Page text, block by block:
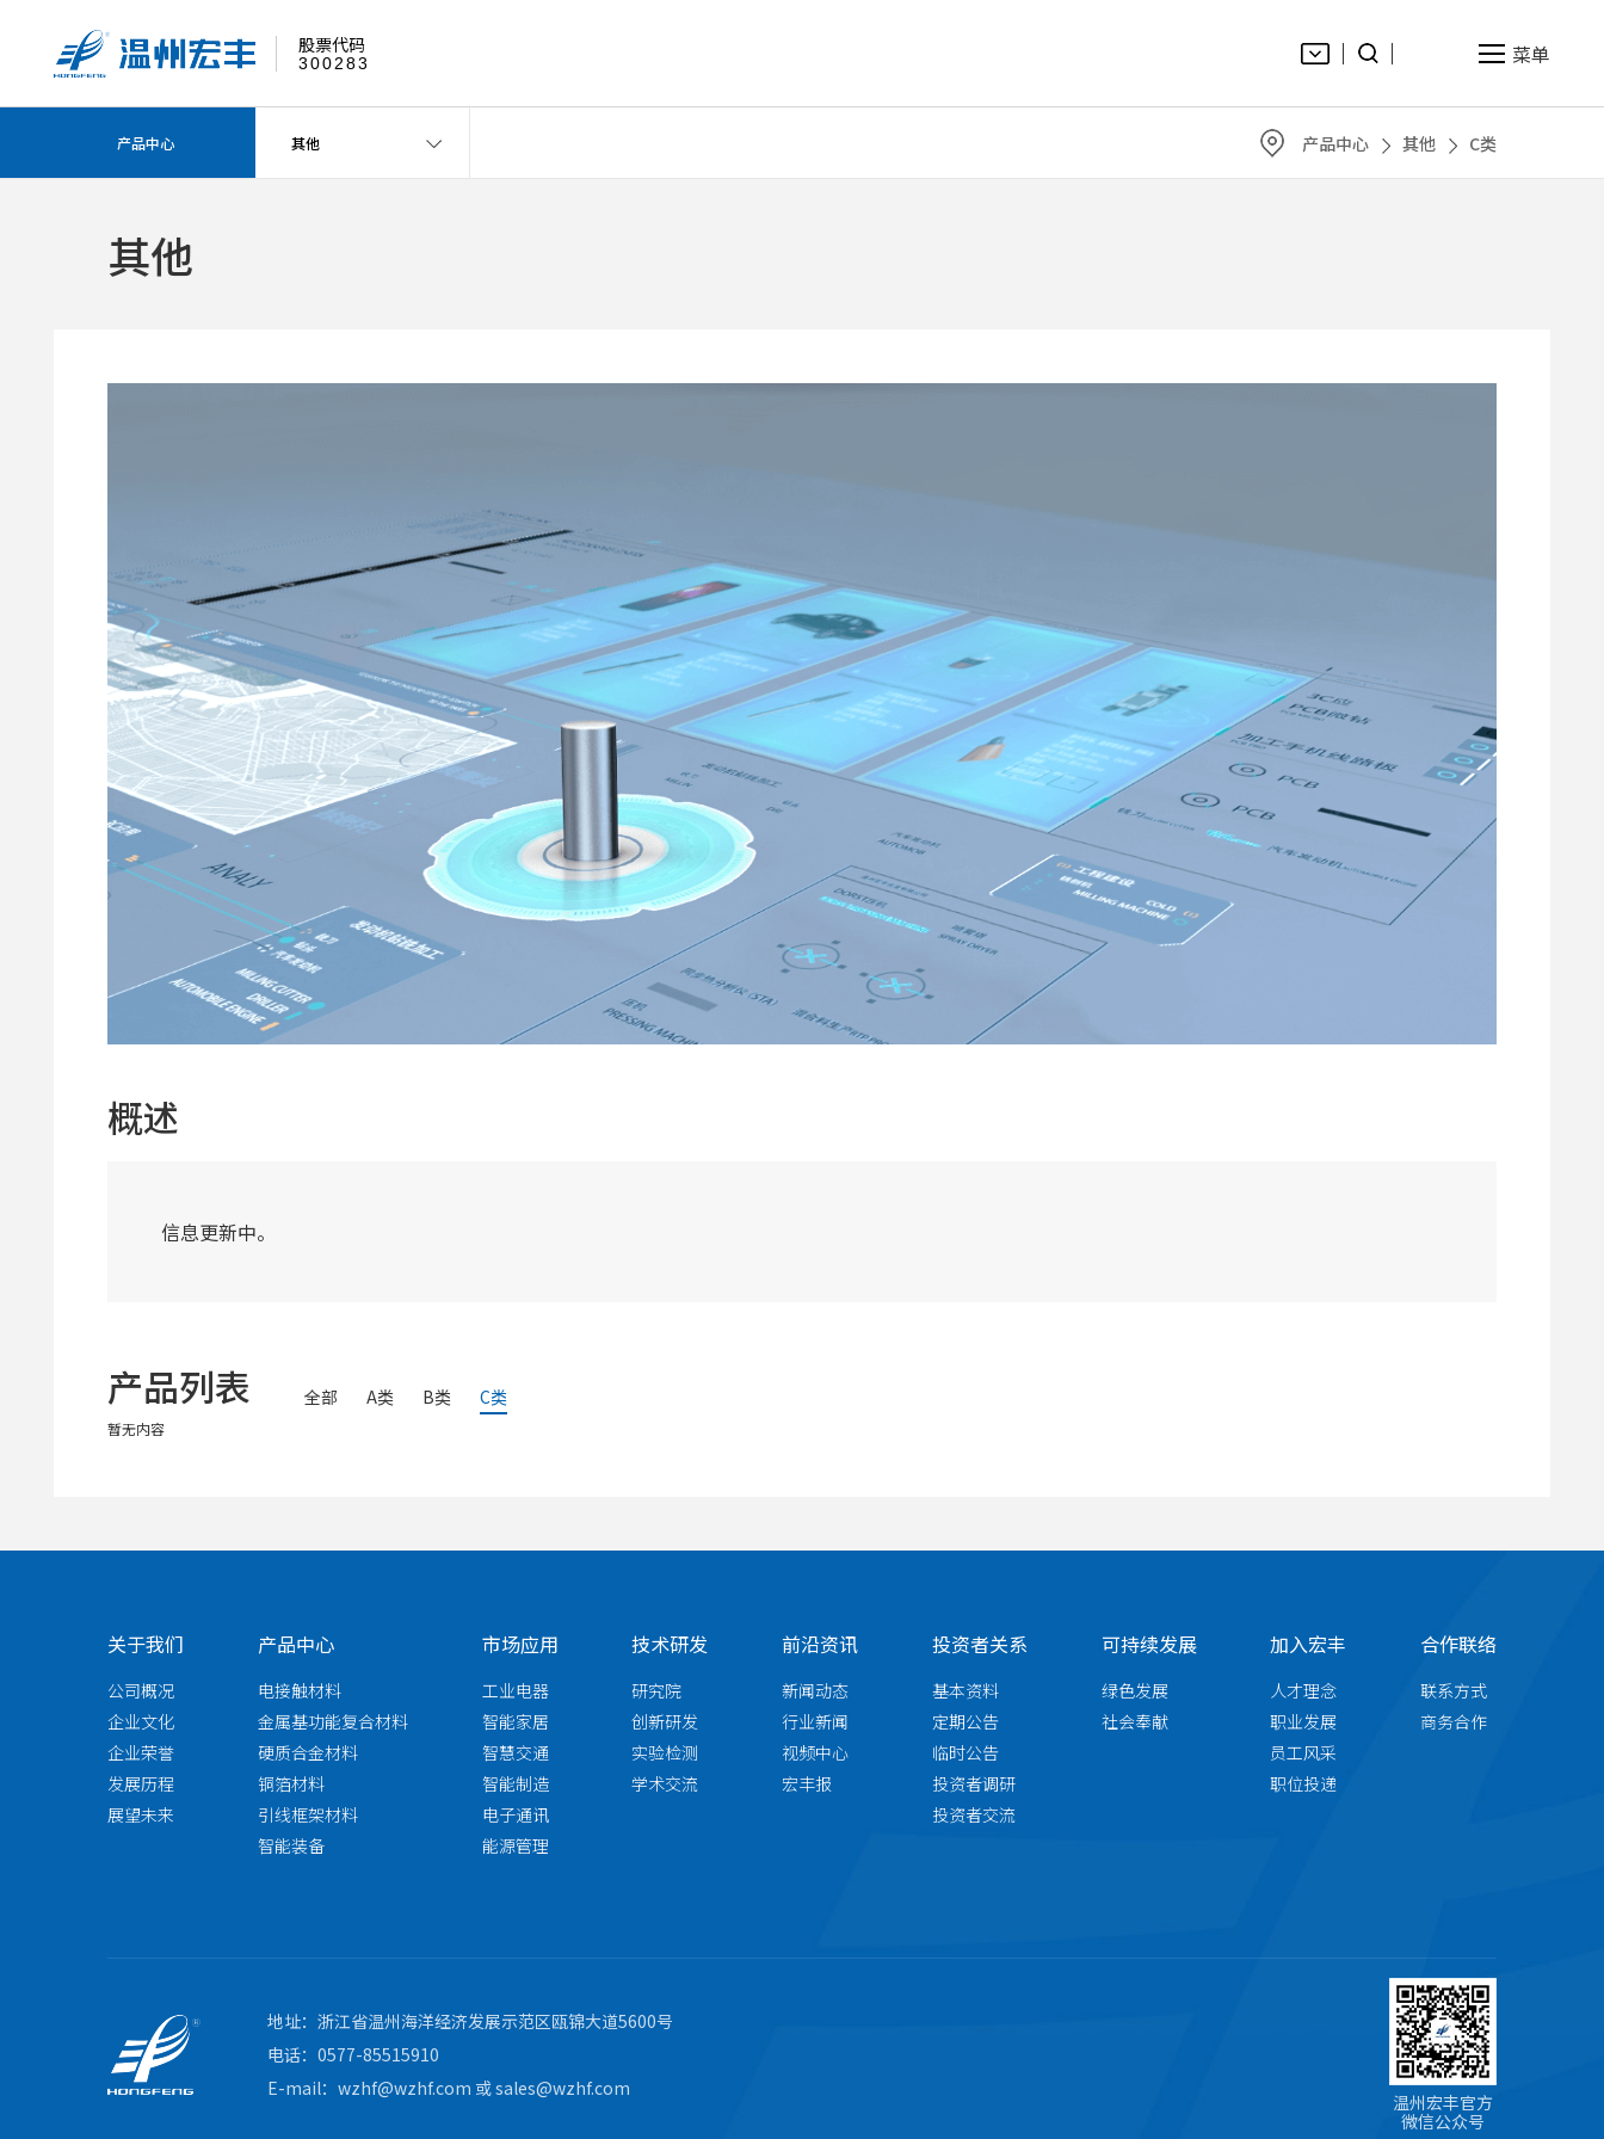
股票代码
300283 菜单
产品中心 其他 产品中心 其他 C类
其他
概述
信息更新中。
产品列表 全部 A类 B类 C类
暂无内容
关于我们
公司概况
企业文化
企业荣誉
发展历程
展望未来
产品中心
电接触材料
金属基功能复合材料
硬质合金材料
铜箔材料
引线框架材料
智能装备
市场应用
工业电器
智能家居
智慧交通
智能制造
电子通讯
能源管理
技术研发
研究院
创新研发
实验检测
学术交流
前沿资讯
新闻动态
行业新闻
视频中心
宏丰报
投资者关系
基本资料
定期公告
临时公告
投资者调研
投资者交流
可持续发展
绿色发展
社会奉献
加入宏丰
人才理念
职业发展
员工风采
职位投递
合作联络
联系方式
商务合作
地址：浙江省温州海洋经济发展示范区瓯锦大道5600号
电话：0577-85515910
E-mail：wzhf@wzhf.com 或 sales@wzhf.com
温州宏丰官方
微信公众号